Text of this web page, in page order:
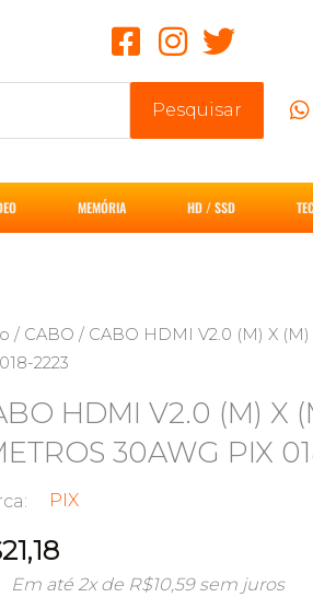
Pesquisar
MEMÓRIA HD / SSD
/ CABO / CABO HDMI V2.0 (M) X
2223
HDMI V2.0 (M) X
30AWG PIX
PIX
21,18
Em até 2x de R$10,59sem juros